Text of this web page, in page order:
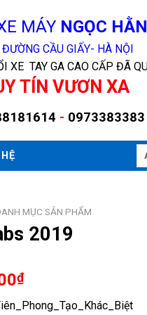
MÁY NGỌC
CẦU GIẤY- HÀ NỘI
XE TAY GA CAO CẤP ĐÃ
TÍN VƯƠN XA
- 0973383383
MỤC SẢN PHẨM
2019
₫